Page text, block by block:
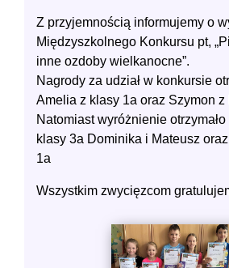
Z przyjemnością informujemy o
Międzyszkolnego Konkursu pt,
inne ozdoby wielkanocne”.
Nagrody za udział w konkursie
Amelia z klasy 1a oraz Szymon z
Natomiast wyróżnienie
klasy 3a Dominika i Mateusz
1a
Wszystkim zwycięzcom